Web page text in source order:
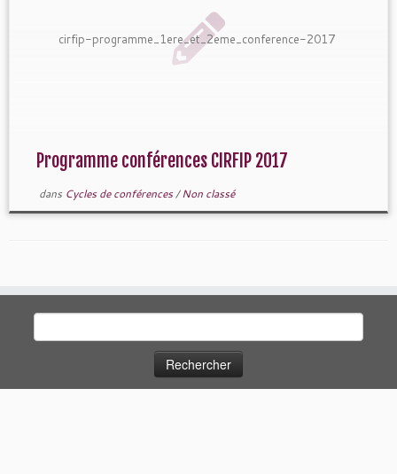
cirfip-programme_1ere_et_2eme_conference-2017
Programme conférences CIRFIP 2017
dans Cycles de conférences/Non classé